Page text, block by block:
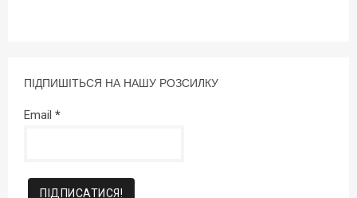
ПІДПИШІТЬСЯ НА НАШУ РОЗСИЛКУ
Email *